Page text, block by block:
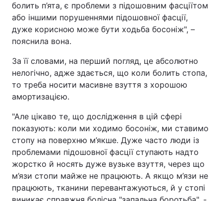
болить п’ята, є проблеми з підошовним фасціїтом
або іншими порушеннями підошовної фасції,
дуже корисною може бути ходьба босоніж", –
пояснила вона.
За її словами, на перший погляд, це абсолютно
нелогічно, адже здається, що коли болить стопа,
то треба носити масивне взуття з хорошою
амортизацією.
"Але цікаво те, що дослідження в цій сфері
показують: коли ми ходимо босоніж, ми ставимо
стопу на поверхню м’якше. Дуже часто люди із
проблемами підошовної фасції ступають надто
жорстко й носять дуже вузьке взуття, через що
м’язи стопи майже не працюють. А якщо м’язи не
працюють, тканини перевантажуються, й у стопі